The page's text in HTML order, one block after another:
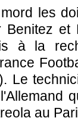
les
Benitez
à la
Le
au